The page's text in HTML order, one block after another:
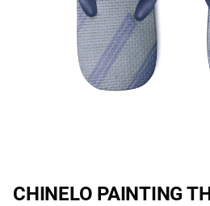
CHINELO PAINTING